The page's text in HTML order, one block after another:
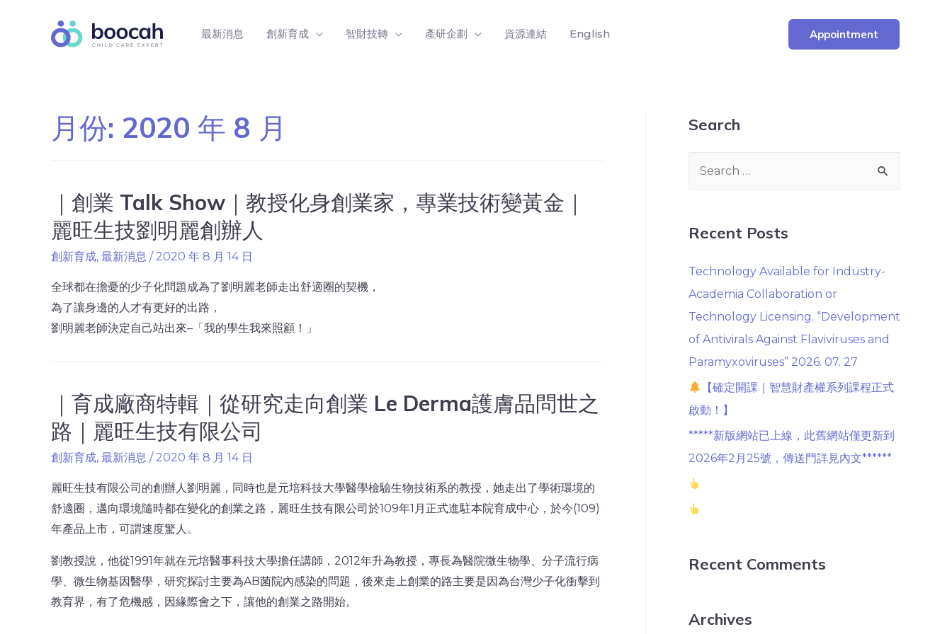
最新消息 創新育成 智財技轉 產研企劃 資源連結 English Appointment
月份: 2020 年 8 月
｜創業 Talk Show｜教授化身創業家，專業技術變黃金｜
麗旺生技劉明麗創辦人
創新育成, 最新消息 / 2020 年 8 月 14 日
全球都在擔憂的少子化問題成為了劉明麗老師走出舒適圈的契機，
為了讓身邊的人才有更好的出路，
劉明麗老師決定自己站出來–「我的學生我來照顧！」
｜育成廠商特輯｜從研究走向創業 Le Derma護膚品問世之
路｜麗旺生技有限公司
創新育成, 最新消息 / 2020 年 8 月 14 日
麗旺生技有限公司的創辦人劉明麗，同時也是元培科技大學醫學檢驗生物技術系的教授，她走出了學術環境的
舒適圈，邁向環境隨時都在變化的創業之路，麗旺生技有限公司於109年1月正式進駐本院育成中心，於今(109)
年產品上市，可謂速度驚人。
劉教授說，他從1991年就在元培醫事科技大學擔任講師，2012年升為教授，專長為醫院微生物學、分子流行病
學、微生物基因醫學，研究探討主要為AB菌院內感染的問題，後來走上創業的路主要是因為台灣少子化衝擊到
教育界，有了危機感，因緣際會之下，讓他的創業之路開始。
Search
Recent Posts
Technology Available for Industry-
Academia Collaboration or
Technology Licensing. “Development
of Antivirals Against Flaviviruses and
Paramyxoviruses” 2026. 07. 27
【確定開課｜智慧財產權系列課程正式
啟動！】
*****新版網站已上線，此舊網站僅更新到
2026年2月25號，傳送門詳見內文******
Recent Comments
Archives